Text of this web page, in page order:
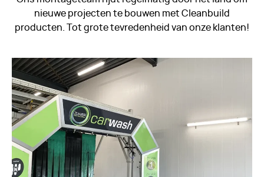
nieuwe projecten te bouwen met Cleanbuild
producten. Tot grote tevredenheid van onze klanten!